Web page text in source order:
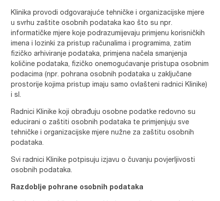
Klinika provodi odgovarajuće tehničke i organizacijske mjere
u svrhu zaštite osobnih podataka kao što su npr.
informatičke mjere koje podrazumijevaju primjenu korisničkih
imena i lozinki za pristup računalima i programima, zatim
fizičko arhiviranje podataka, primjena načela smanjenja
količine podataka, fizičko onemogućavanje pristupa osobnim
podacima (npr. pohrana osobnih podataka u zaključane
prostorije kojima pristup imaju samo ovlašteni radnici Klinike)
i sl.
Radnici Klinike koji obrađuju osobne podatke redovno su
educirani o zaštiti osobnih podataka te primjenjuju sve
tehničke i organizacijske mjere nužne za zaštitu osobnih
podataka.
Svi radnici Klinike potpisuju izjavu o čuvanju povjerljivosti
osobnih podataka.
Razdoblje pohrane osobnih podataka